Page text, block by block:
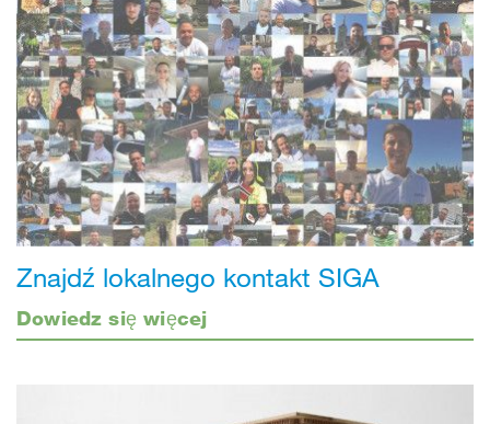
Znajdź lokalnego kontakt SIGA
Dowiedz się więcej